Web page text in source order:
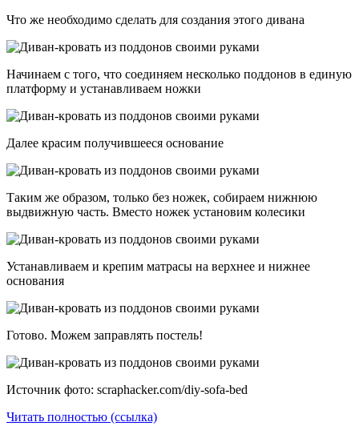
Что же необходимо сделать для создания этого дивана
Начинаем с того, что соединяем несколько поддонов в единую
платформу и устанавливаем ножки
Далее красим получившееся основание
Таким же образом, только без ножек, собираем нижнюю
выдвижную часть. Вместо ножек установим колесики
Устанавливаем и крепим матрасы на верхнее и нижнее
основания
Готово. Можем заправлять постель!
Источник фото: scraphacker.com/diy-sofa-bed
Читать полностью (ссылка)